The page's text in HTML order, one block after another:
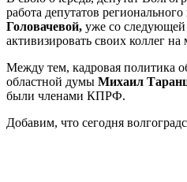
работа депутатов
Головачевой, уже со следующей
активизировать своих коллег
Между тем, кадровая политика
областной думы Михаил
были членами КПРФ.
Добавим, что сегодня